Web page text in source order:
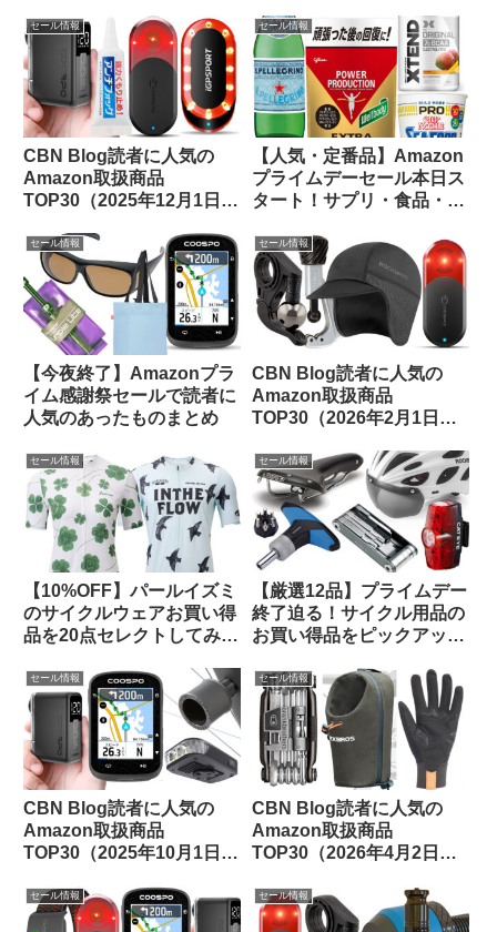
クアップしてみました
で】
セール情報
CBN Blog読者に人気の
Amazon取扱商品
TOP30（2025年12月1日
セール情報
【人気・定番品】Amazon
プライムデーセール本日ス
タート！サプリ・食品・飲
ップしてみました
セール情報
【今夜終了】Amazonプラ
イム感謝祭セールで読者に
人気のあったものまとめ
セール情報
CBN Blog読者に人気の
Amazon取扱商品
TOP30（2026年2月1日
セール情報
【10%OFF】パールイズミ
のサイクルウェアお買い得
品を20点セレクトしてみま
ス】
セール情報
【厳選12品】プライムデー
終了迫る！サイクル用品の
お買い得品をピックアップ
セール情報
CBN Blog読者に人気の
Amazon取扱商品
TOP30（2025年10月1日
セール情報
CBN Blog読者に人気の
Amazon取扱商品
TOP30（2026年4月2日
セール情報 セール情報